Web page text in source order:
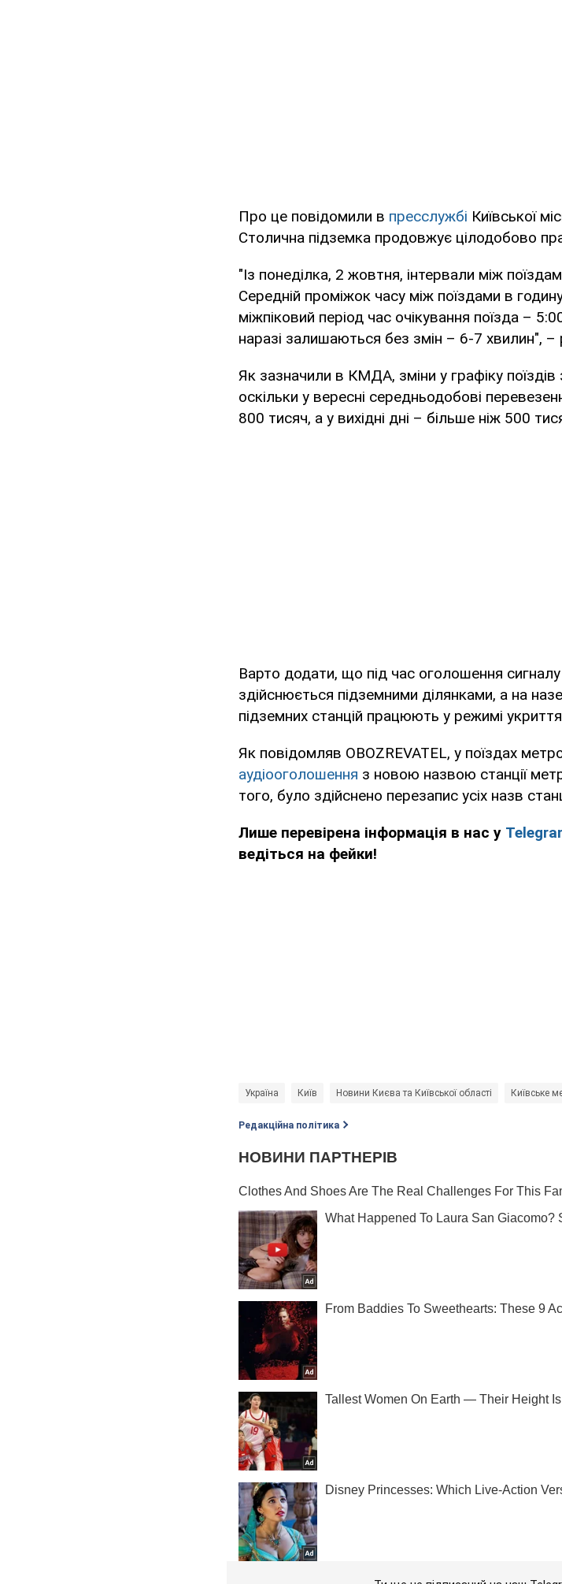
Про це повідомили в пресслужбі Київської
Столична підземка продовжує цілодобово
"Із понеділка, 2 жовтня, інтервали між
Середній проміжок часу між поїздами в
міжпіковий період час очікування поїзда –
наразі залишаються без змін – 6-7 хвилин", –
Як зазначили в КМДА, зміни у графіку
оскільки у вересні середньодобові
800 тисяч, а у вихідні дні – більше ніж 500
Варто додати, що під час оголошення сигналу
здійснюється підземними ділянками, а на
підземних станцій працюють у режимі
Як повідомляв OBOZREVATEL, у поїздах
аудіооголошення з новою назвою станції
того, було здійснено перезапис усіх назв
Лише перевірена інформація в нас у
ведіться на фейки!
Україна Київ Новини Києва та Київської області Київське
Редакційна політика